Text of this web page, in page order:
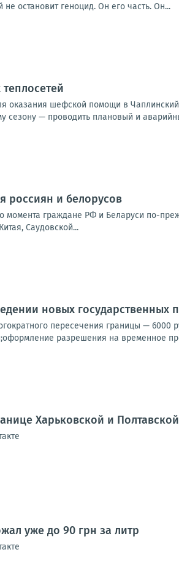
остановит геноцид. Он его часть. Он...
оказания шефской помощи в Чаплинский
сезону — проводить плановый и
россиян и белорусов
момента граждане РФ и Беларуси по-
Саудовской...
новых
пересечения границы — 6000
разрешения на временное
Харьковской и
уже до 90 грн за литр